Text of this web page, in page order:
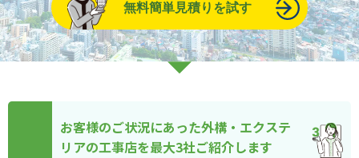
無料簡単見積りを試す
お客様のご状況にあった外構・エクステ
リアの工事店を最大3社ご紹介します